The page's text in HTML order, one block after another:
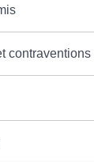
contraventions